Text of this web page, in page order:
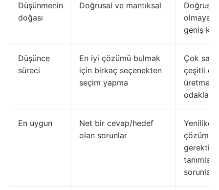
Düşünmenin
doğası
Doğrusal ve mantıksal
Doğrusal
olmayan
geniş
Düşünce
süreci
En iyi çözümü bulmak
için birkaç seçenekten
seçim yapma
Çok
çeşitli
üretmeye
odaklanın
En uygun
Net bir cevap/hedef
olan sorunlar
Yenilikçi
çözümler
sorunlar